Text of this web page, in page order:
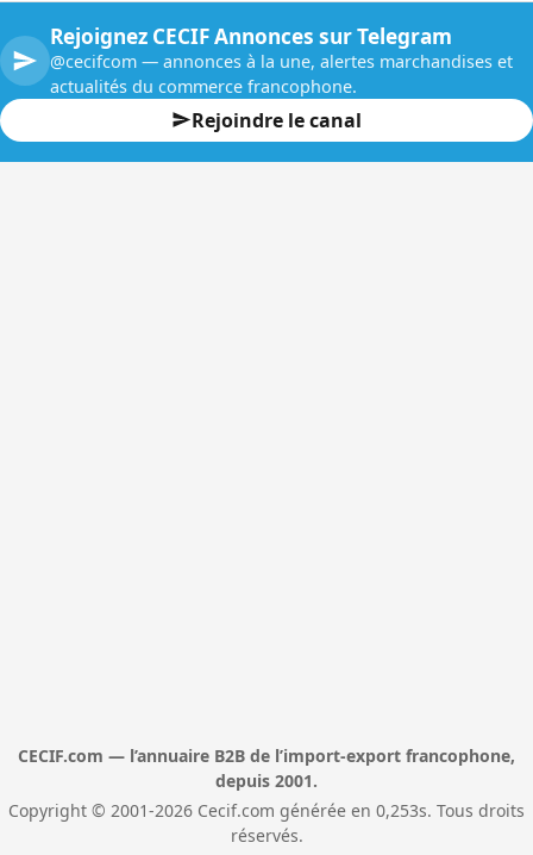
Rejoignez CECIF Annonces sur Telegram
@cecifcom — annonces à la une, alertes marchandises et
actualités du commerce francophone.
Rejoindre le canal
CECIF.com — l’annuaire B2B de l’import-export francophone,
depuis 2001.
Copyright © 2001-2026 Cecif.com générée en 0,253s. Tous droits
réservés.